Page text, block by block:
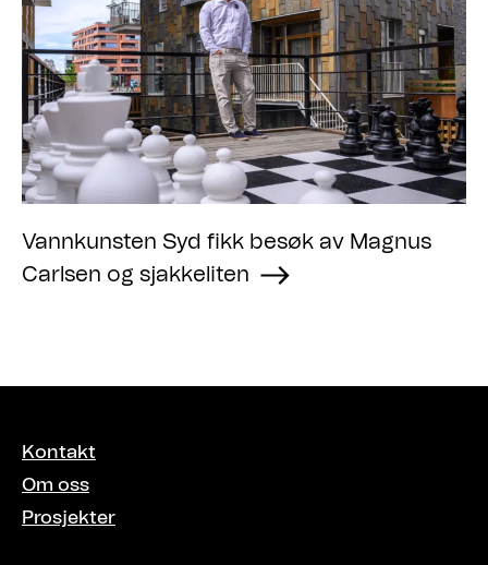
Vannkunsten Syd fikk besøk av Magnus
Carlsen og sjakkeliten
Kontakt
Om oss
Prosjekter